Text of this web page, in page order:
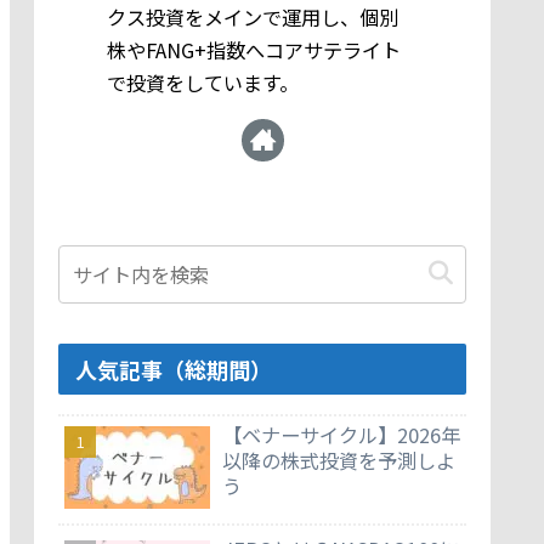
クス投資をメインで運用し、個別
株やFANG+指数へコアサテライト
で投資をしています。
人気記事（総期間）
【ベナーサイクル】2026年
以降の株式投資を予測しよ
う